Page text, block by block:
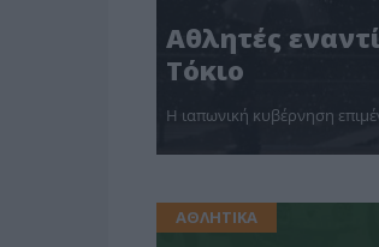
Αθλητές
Τόκιο
Η ιαπωνική κυβέρνηση
ΑΘΛΗΤΙΚΑ